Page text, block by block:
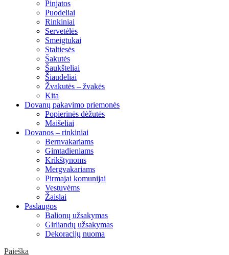
Pinjatos
Puodeliai
Rinkiniai
Servetėlės
Smeigtukai
Staltiesės
Šakutės
Šaukšteliai
Šiaudeliai
Žvakutės – žvakės
Kita
Dovanų pakavimo priemonės
Popierinės dėžutės
Maišeliai
Dovanos – rinkiniai
Bernvakariams
Gimtadieniams
Krikštynoms
Mergvakariams
Pirmajai komunijai
Vestuvėms
Žaislai
Paslaugos
Balionų užsakymas
Girliandų užsakymas
Dekoracijų nuoma
Paieška